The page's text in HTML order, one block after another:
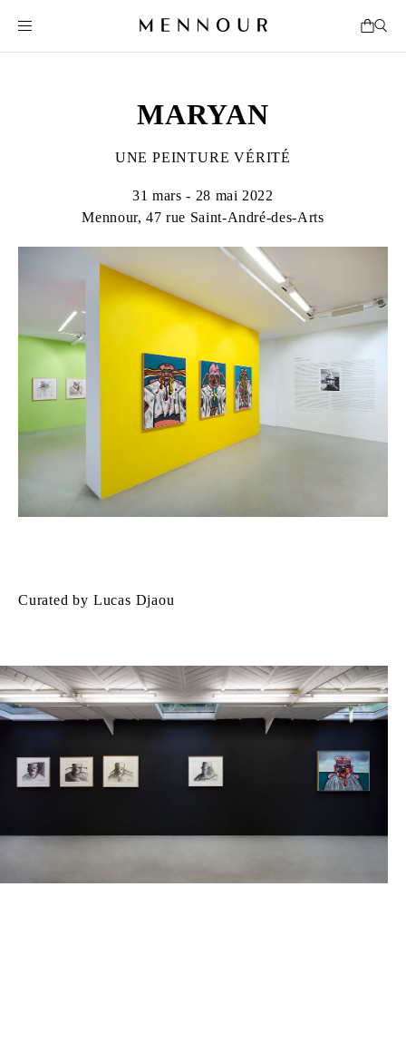
MARYAN
UNE PEINTURE VÉRITÉ
31 mars - 28 mai 2022
Mennour, 47 rue Saint-André-des-Arts
Curated by Lucas Djaou